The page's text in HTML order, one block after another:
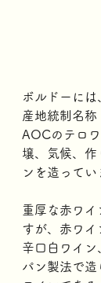
ボルドーに
産地統制名
AOCのテロ
壌、気候、作
ンを造ってい
重厚な赤ワ
すが、赤ワイ
辛口白ワイン
パン製法で